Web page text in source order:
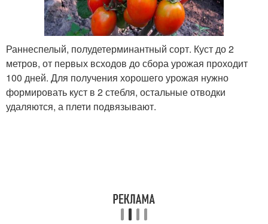
Раннеспелый, полудетерминантный сорт. Куст до 2
метров, от первых всходов до сбора урожая проходит
100 дней. Для получения хорошего урожая нужно
формировать куст в 2 стебля, остальные отводки
удаляются, а плети подвязывают.